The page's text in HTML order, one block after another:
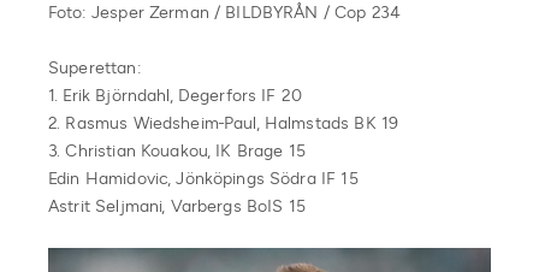
Foto: Jesper Zerman / BILDBYRÅN / Cop 234
Superettan:
1. Erik Björndahl, Degerfors IF 20
2. Rasmus Wiedsheim-Paul, Halmstads BK 19
3. Christian Kouakou, IK Brage 15
Edin Hamidovic, Jönköpings Södra IF 15
Astrit Seljmani, Varbergs BoIS 15